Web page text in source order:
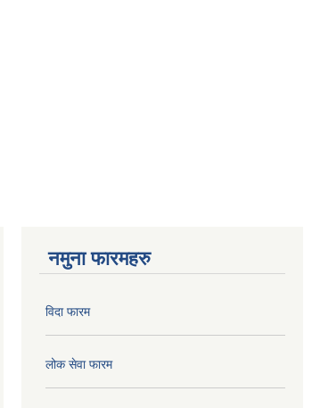
नमुना फारमहरु
विदा फारम
लोक सेवा फारम